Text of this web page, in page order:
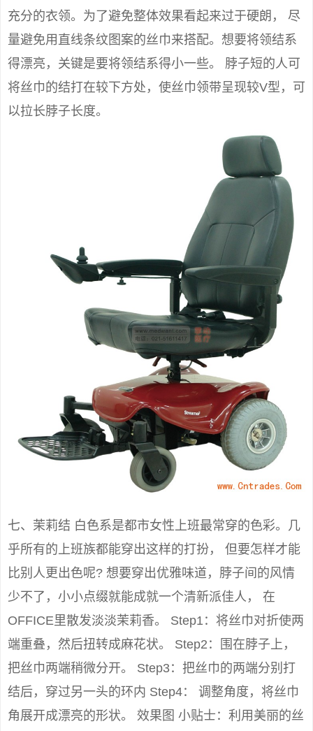
充分的衣领。为了避免整体效果看起来过于硬朗， 尽
量避免用直线条纹图案的丝巾来搭配。想要将领结系
得漂亮，关键是要将领结系得小一些。 脖子短的人可
将丝巾的结打在较下方处，使丝巾领带呈现较V型，可
以拉长脖子长度。
七、茉莉结 白色系是都市女性上班最常穿的色彩。几
乎所有的上班族都能穿出这样的打扮， 但要怎样才能
比别人更出色呢? 想要穿出优雅味道，脖子间的风情
少不了，小小点缀就能成就一个清新派佳人， 在
OFFICE里散发淡淡茉莉香。 Step1：将丝巾对折使两
端重叠，然后扭转成麻花状。 Step2：围在脖子上，
把丝巾两端稍微分开。 Step3：把丝巾的两端分别打
结后，穿过另一头的环内 Step4： 调整角度，将丝巾
角展开成漂亮的形状。 效果图 小贴士：利用美丽的丝